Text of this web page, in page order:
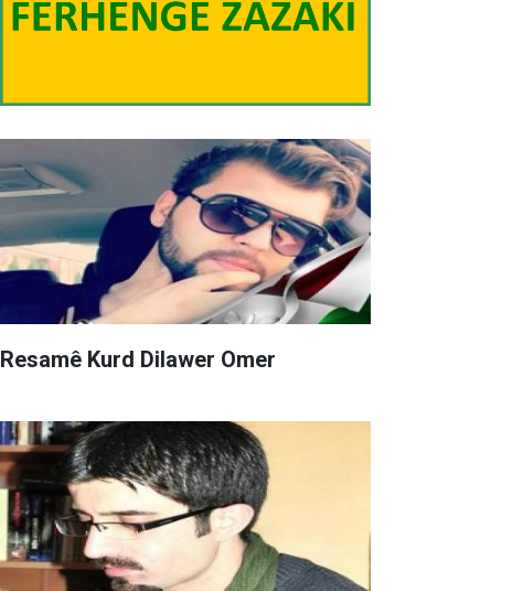
Resamê Kurd Dilawer Omer